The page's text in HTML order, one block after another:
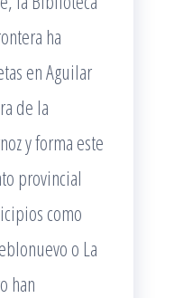
ha
en Aguilar
de la
y forma este
provincial
como
o La
han